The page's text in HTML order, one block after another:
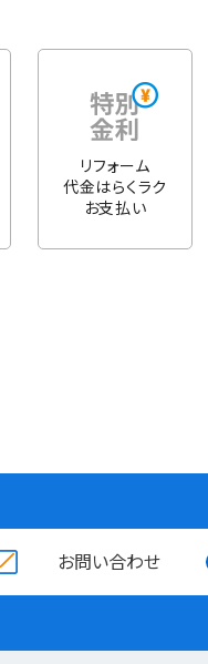
リフォーム
代金はらくラク
お支払い
お問い合わせ